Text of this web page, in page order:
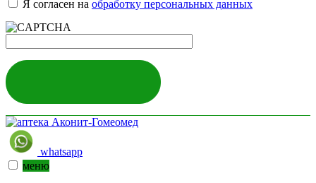
Я согласен на обработку персональных данных
whatsapp
меню